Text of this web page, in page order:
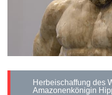
Herbeischaffung des Wehrgehänges der
Amazonenkönigin